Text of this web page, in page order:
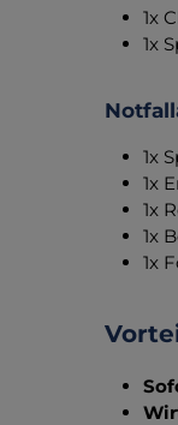
1x
1x
1x
1x
1x
1x
1x